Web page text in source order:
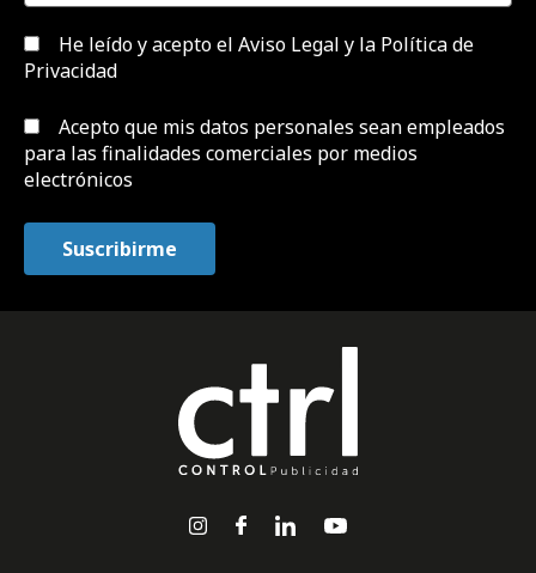
He leído y acepto el Aviso Legal y la Política de
Privacidad
Acepto que mis datos personales sean empleados
para las finalidades comerciales por medios
electrónicos